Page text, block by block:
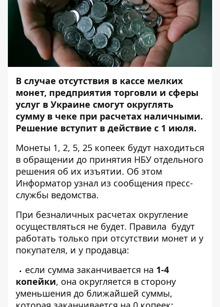
В случае отсутствия в кассе мелких
монет, предприятия торговли и сферы
услуг в Украине смогут округлять
сумму в чеке при расчетах наличными.
Решение вступит в действие с 1 июля.
Монеты 1, 2, 5, 25 копеек будут находиться
в обращении до принятия НБУ отдельного
решения об их изъятии. Об этом
Информатор узнал из сообщения пресс-
службы ведомства.
При безналичных расчетах округление
осуществляться не будет. Правила будут
работать только при отсутствии монет и у
покупателя, и у продавца:
если сумма заканчивается на 1-4
копейки, она округляется в сторону
уменьшения до ближайшей суммы,